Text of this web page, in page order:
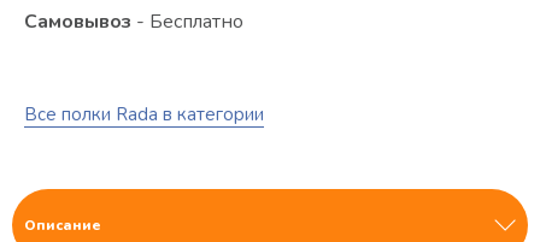
Все полки Rada в категории
Самовывоз - Бесплатно
Описание